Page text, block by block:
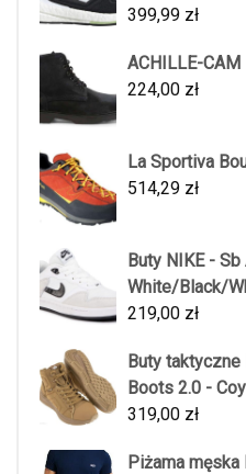
399,99 zł
ACHILLE-CAM
224,00 zł
La Sportiva
514,29 zł
Buty NIKE -
White/Black/
219,00 zł
Buty
Boots 2.0 -
319,00 zł
Piżama